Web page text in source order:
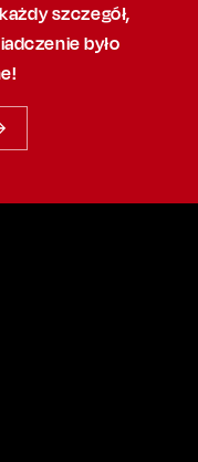
szczegół,
było